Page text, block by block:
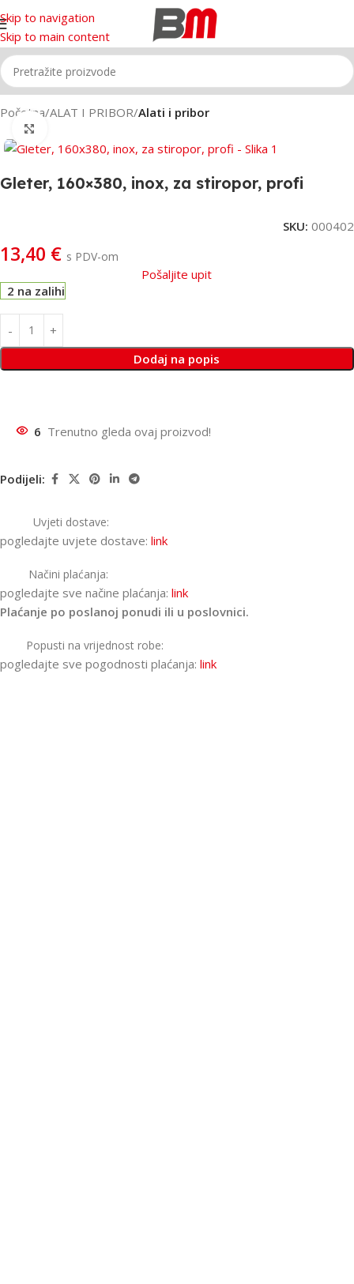
Skip to navigation
Skip to main content
Početna ALAT I PRIBOR Alati i pribor
Gleter, 160×380, inox, za stiropor, profi
SKU: 000402
13,40 € s PDV-om
Pošaljite upit
2 na zalihi
Dodaj na popis
6 Trenutno gleda ovaj proizvod!
Podijeli:
Uvjeti dostave:
pogledajte uvjete dostave: link
Načini plaćanja:
pogledajte sve načine plaćanja: link
Plaćanje po poslanoj ponudi ili u poslovnici.
Popusti na vrijednost robe:
pogledajte sve pogodnosti plaćanja: link